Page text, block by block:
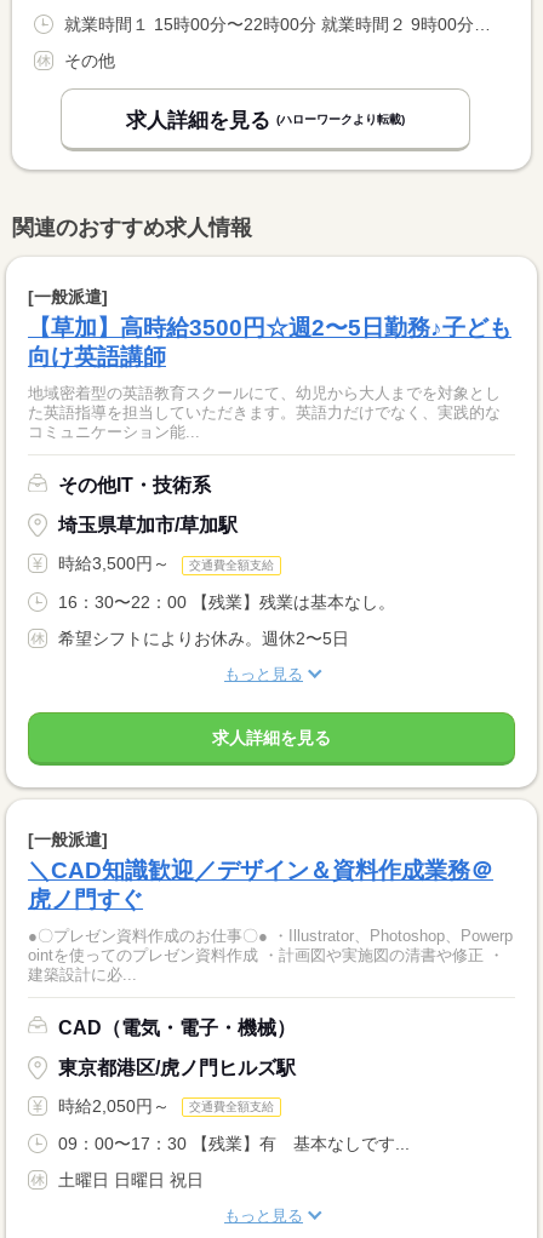
就業時間１ 15時00分〜22時00分 就業時間２ 9時00分〜22時00分 就業時間に関する特記事項 開塾時間：平日は（１）、土・日は（２） <BR> <BR> ＊９：００〜２２：００の間の実働２〜８時間程度（応相談）
その他
求人詳細を見る (ハローワークより転載)
関連のおすすめ求人情報
[一般派遣]
【草加】高時給3500円☆週2〜5日勤務♪子ども
向け英語講師
地域密着型の英語教育スクールにて、幼児から大人までを対象とし
た英語指導を担当していただきます。英語力だけでなく、実践的な
コミュニケーション能...
その他IT・技術系
埼玉県草加市/草加駅
時給3,500円～ 交通費全額支給
16：30〜22：00 【残業】残業は基本なし。
希望シフトによりお休み。週休2〜5日
もっと見る
求人詳細を見る
[一般派遣]
＼CAD知識歓迎／デザイン＆資料作成業務＠
虎ノ門すぐ
●〇プレゼン資料作成のお仕事〇● ・Illustrator、Photoshop、Powerp
ointを使ってのプレゼン資料作成 ・計画図や実施図の清書や修正 ・
建築設計に必...
CAD（電気・電子・機械）
東京都港区/虎ノ門ヒルズ駅
時給2,050円～ 交通費全額支給
09：00〜17：30 【残業】有 基本なしです...
土曜日 日曜日 祝日
もっと見る